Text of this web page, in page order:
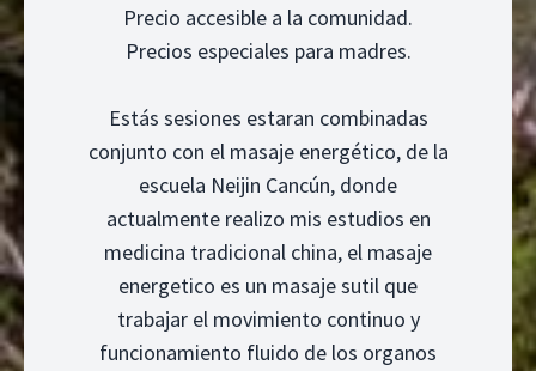
Precio accesible a la comunidad.
Precios especiales para madres.
Estás sesiones estaran combinadas
conjunto con el masaje energético, de la
escuela Neijin Cancún, donde
actualmente realizo mis estudios en
medicina tradicional china, el masaje
energetico es un masaje sutil que
trabajar el movimiento continuo y
funcionamiento fluido de los organos